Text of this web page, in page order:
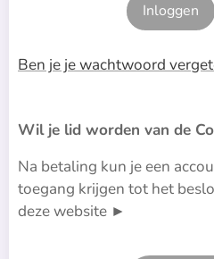
Inloggen
Ben je je wachtwoord
Wil je lid worden van de
Na betaling kun je een
toegang krijgen tot het
deze website ►